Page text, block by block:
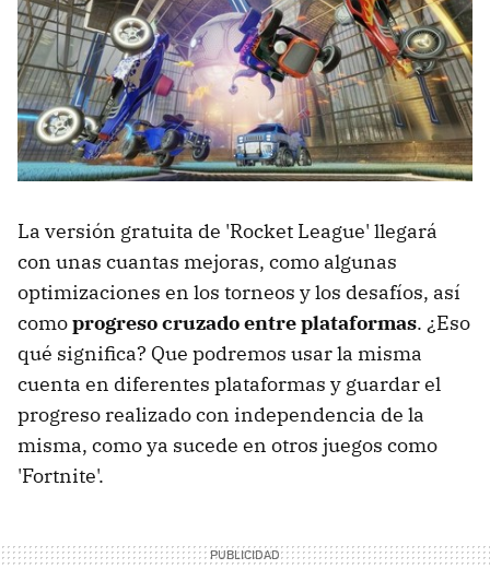
La versión gratuita de 'Rocket League' llegará
con unas cuantas mejoras, como algunas
optimizaciones en los torneos y los desafíos, así
comoprogreso cruzado entre plataformas. ¿Eso
qué significa? Que podremos usar la misma
cuenta en diferentes plataformas y guardar el
progreso realizado con independencia de la
misma, como ya sucede en otros juegos como
'Fortnite'.